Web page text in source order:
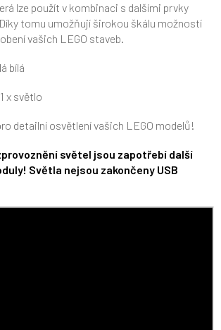
lze použít v kombinaci s dalšími prvky
tomu umožňují širokou škálu možností
vašich LEGO staveb.
bílá
1 x světlo
detailní osvětlení vašich LEGO modelů!
světel jsou zapotřebí další
Světla nejsou zakončeny USB